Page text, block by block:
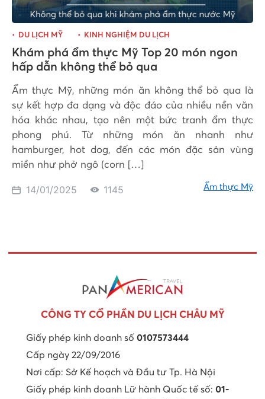
DU LỊCH MỸ KINH NGHIỆM DU LỊCH
Khám phá ẩm thực Mỹ Top 20 món ngon
hấp dẫn không thể bỏ qua
Ẩm thực Mỹ, những món ăn không thể bỏ qua là
sự kết hợp đa dạng và độc đáo của nhiều nền văn
hóa khác nhau, tạo nên một bức tranh ẩm thực
phong phú. Từ những món ăn nhanh như
hamburger, hot dog, đến các món đặc sản vùng
miền như phở ngô (corn […]
14/01/2025 1145 Ẩm thực Mỹ
CÔNG TY CỔ PHẦN DU LỊCH CHÂU MỸ
Giấy phép kinh doanh số 0107573444
Cấp ngày 22/09/2016
Nơi cấp: Sở Kế hoạch và Đầu tư Tp. Hà Nội
Giấy phép kinh doanh Lữ hành Quốc tế số: 01-